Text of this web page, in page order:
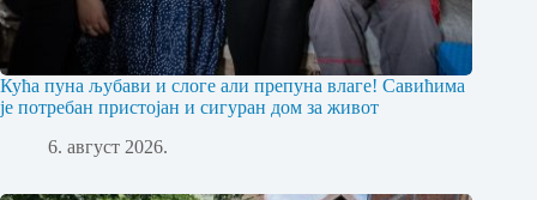
Кућа пуна љубави и слоге али препуна влаге! Савићима
је потребан пристојан и сигуран дом за живот
6. август 2026.